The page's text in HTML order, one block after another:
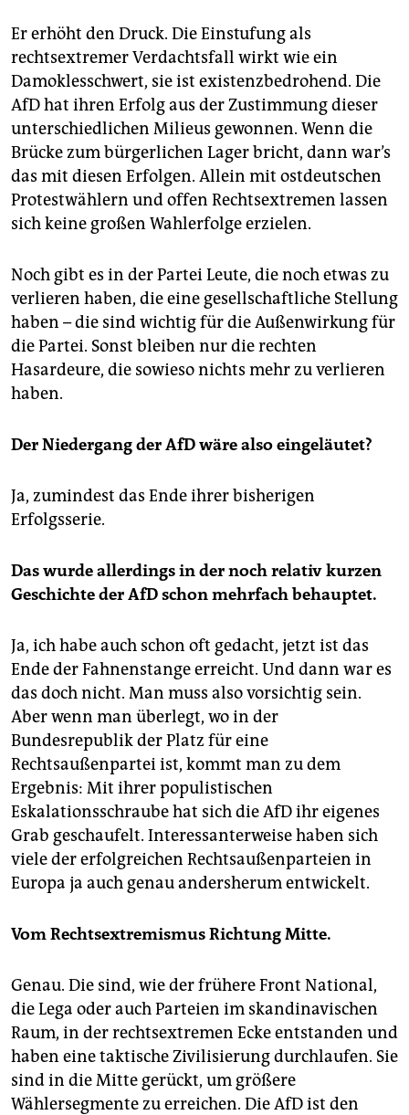
Er erhöht den Druck. Die Einstufung als
rechtsextremer Verdachtsfall wirkt wie ein
Damoklesschwert, sie ist existenzbedrohend. Die
AfD hat ihren Erfolg aus der Zustimmung dieser
unterschiedlichen Milieus gewonnen. Wenn die
Brücke zum bürgerlichen Lager bricht, dann war’s
das mit diesen Erfolgen. Allein mit ostdeutschen
Protestwählern und offen Rechtsextremen lassen
sich keine großen Wahlerfolge erzielen.
Noch gibt es in der Partei Leute, die noch etwas zu
verlieren haben, die eine gesellschaftliche Stellung
haben – die sind wichtig für die Außenwirkung für
die Partei. Sonst bleiben nur die rechten
Hasardeure, die sowieso nichts mehr zu verlieren
haben.
Der Niedergang der AfD wäre also eingeläutet?
Ja, zumindest das Ende ihrer bisherigen
Erfolgsserie.
Das wurde allerdings in der noch relativ kurzen
Geschichte der AfD schon mehrfach behauptet.
Ja, ich habe auch schon oft gedacht, jetzt ist das
Ende der Fahnenstange erreicht. Und dann war es
das doch nicht. Man muss also vorsichtig sein.
Aber wenn man überlegt, wo in der
Bundesrepublik der Platz für eine
Rechtsaußenpartei ist, kommt man zu dem
Ergebnis: Mit ihrer populistischen
Eskalationsschraube hat sich die AfD ihr eigenes
Grab geschaufelt. Interessanterweise haben sich
viele der erfolgreichen Rechtsaußenparteien in
Europa ja auch genau andersherum entwickelt.
Vom Rechtsextremismus Richtung Mitte.
Genau. Die sind, wie der frühere Front National,
die Lega oder auch Parteien im skandinavischen
Raum, in der rechtsextremen Ecke entstanden und
haben eine taktische Zivilisierung durchlaufen. Sie
sind in die Mitte gerückt, um größere
Wählersegmente zu erreichen. Die AfD ist den